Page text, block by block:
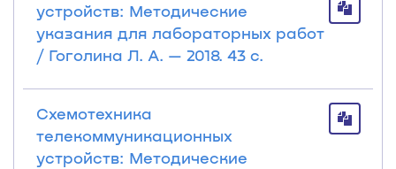
устройств: Методические
указания для лабораторных работ
/ Гоголина Л. А. — 2018. 43 с.
Схемотехника
телекоммуникационных
устройств: Методические